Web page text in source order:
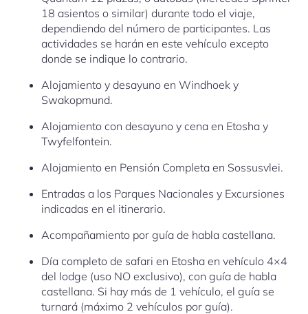
18 asientos o similar) durante todo el viaje,
dependiendo del número de participantes. Las
actividades se harán en este vehículo excepto
donde se indique lo contrario.
Alojamiento y desayuno en Windhoek y
Swakopmund.
Alojamiento con desayuno y cena en Etosha y
Twyfelfontein.
Alojamiento en Pensión Completa en Sossusvlei.
Entradas a los Parques Nacionales y Excursiones
indicadas en el itinerario.
Acompañamiento por guía de habla castellana.
Día completo de safari en Etosha en vehículo 4×4
del lodge (uso NO exclusivo), con guía de habla
castellana. Si hay más de 1 vehículo, el guía se
turnará (máximo 2 vehículos por guía).